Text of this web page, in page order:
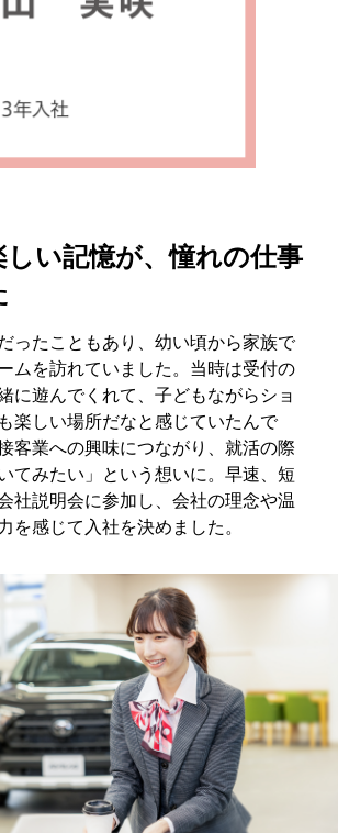
い記憶が、憧れの仕事
ったこともあり、幼い頃から家族で
ムを訪れていました。当時は受付の
に遊んでくれて、子どもながらショ
楽しい場所だなと感じていたんで
客業への興味につながり、就活の際
てみたい」という想いに。早速、短
社説明会に参加し、会社の理念や温
を感じて入社を決めました。